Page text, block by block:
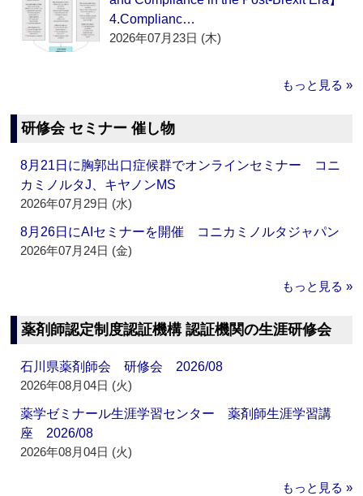
4.Complianc…
2026年07月23日 (木)
もっと見る »
研修会 セミナー 催し物
8月21日に胸郭出口症候群でオンラインセミナー コニ
カミノルタJ、キヤノンMS
2026年07月29日 (水)
8月26日にAIセミナーを開催 コニカミノルタジャパン
2026年07月24日 (金)
もっと見る »
薬剤師認定制度認証機構 認証機関の生涯研修会
石川県薬剤師会 研修会 2026/08
2026年08月04日 (火)
薬学ゼミナール生涯学習センター 薬剤師生涯学習講
座 2026/08
2026年08月04日 (火)
もっと見る »